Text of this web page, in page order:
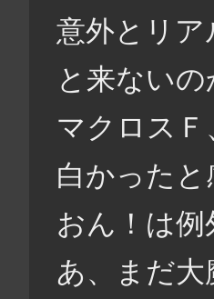
意外とリ
と来ないの
マクロス
白かった
おん！は
あ、まだ